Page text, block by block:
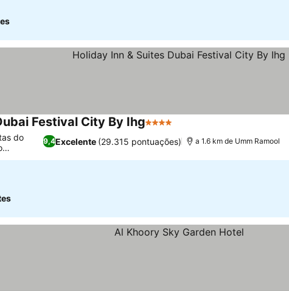
Festival City By Ihg4 Estrelas
9,4Excelente (29.315 pontuações)
do
a 1.6 km de Umm Ramool